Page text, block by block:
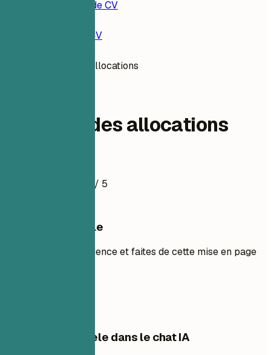
Constructeur de CV
Exemples de CV
Analyste des allocations
Analyste des allocations
/ 5
Utiliser ce modèle
Ajoutez votre expérience et faites de cette mise en page
Modifier ce modèle dans le chat IA